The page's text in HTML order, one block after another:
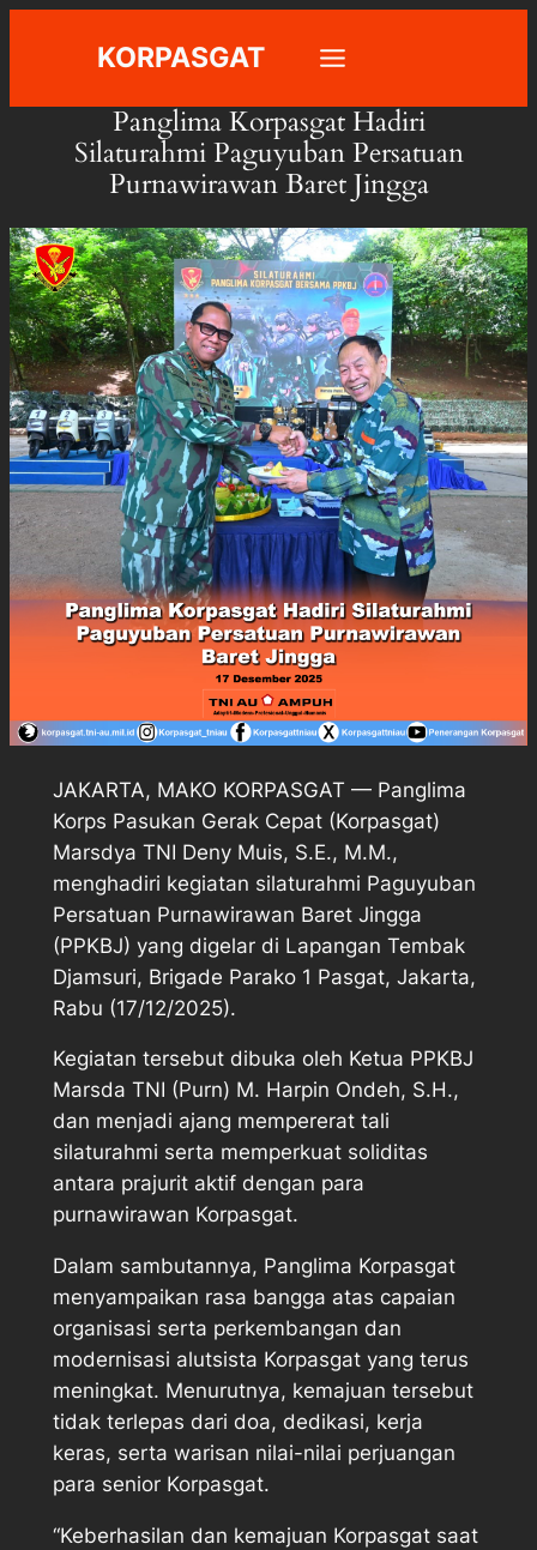
KORPASGAT
Panglima Korpasgat Hadiri
Silaturahmi Paguyuban Persatuan
Purnawirawan Baret Jingga
JAKARTA, MAKO KORPASGAT — Panglima
Korps Pasukan Gerak Cepat (Korpasgat)
Marsdya TNI Deny Muis, S.E., M.M.,
menghadiri kegiatan silaturahmi Paguyuban
Persatuan Purnawirawan Baret Jingga
(PPKBJ) yang digelar di Lapangan Tembak
Djamsuri, Brigade Parako 1 Pasgat, Jakarta,
Rabu (17/12/2025).
Kegiatan tersebut dibuka oleh Ketua PPKBJ
Marsda TNI (Purn) M. Harpin Ondeh, S.H.,
dan menjadi ajang mempererat tali
silaturahmi serta memperkuat soliditas
antara prajurit aktif dengan para
purnawirawan Korpasgat.
Dalam sambutannya, Panglima Korpasgat
menyampaikan rasa bangga atas capaian
organisasi serta perkembangan dan
modernisasi alutsista Korpasgat yang terus
meningkat. Menurutnya, kemajuan tersebut
tidak terlepas dari doa, dedikasi, kerja
keras, serta warisan nilai-nilai perjuangan
para senior Korpasgat.
“Keberhasilan dan kemajuan Korpasgat saat